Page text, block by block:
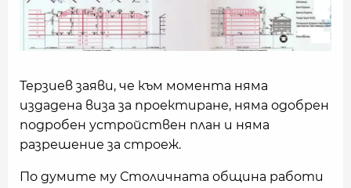
Терзиев заяви, че към момента няма
издадена виза за проектиране, няма одобрен
подробен устройствен план и няма
разрешение за строеж.
По думите му Столичната община работи